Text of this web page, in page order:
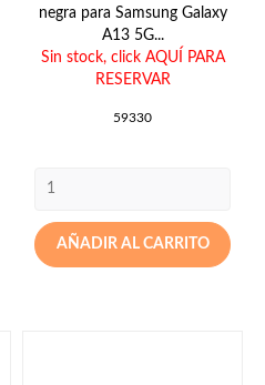
negra para Samsung Galaxy
A13 5G...
Sin stock, click AQUÍ PARA
RESERVAR
59330
AÑADIR AL CARRITO